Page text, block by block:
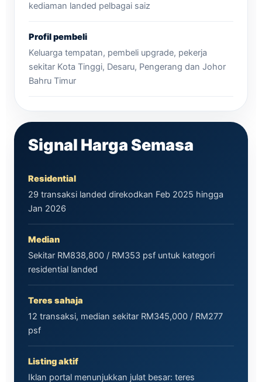
kediaman landed pelbagai saiz
Profil pembeli
Keluarga tempatan, pembeli upgrade, pekerja
sekitar Kota Tinggi, Desaru, Pengerang dan Johor
Bahru Timur
Signal Harga Semasa
Residential
29 transaksi landed direkodkan Feb 2025 hingga
Jan 2026
Median
Sekitar RM838,800 / RM353 psf untuk kategori
residential landed
Teres sahaja
12 transaksi, median sekitar RM345,000 / RM277
psf
Listing aktif
Iklan portal menunjukkan julat besar: teres